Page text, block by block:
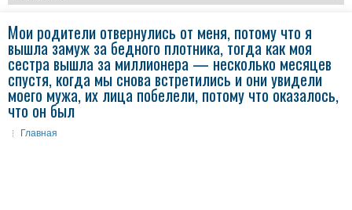
Мои родители отвернулись от меня, потому что я
вышла замуж за бедного плотника, тогда как моя
сестра вышла за миллионера — несколько месяцев
спустя, когда мы снова встретились и они увидели
моего мужа, их лица побелели, потому что оказалось,
что он был
Главная